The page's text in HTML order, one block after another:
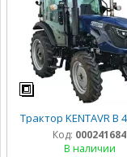
Трактор KENTAVR B
Код: 000241684
В наличии